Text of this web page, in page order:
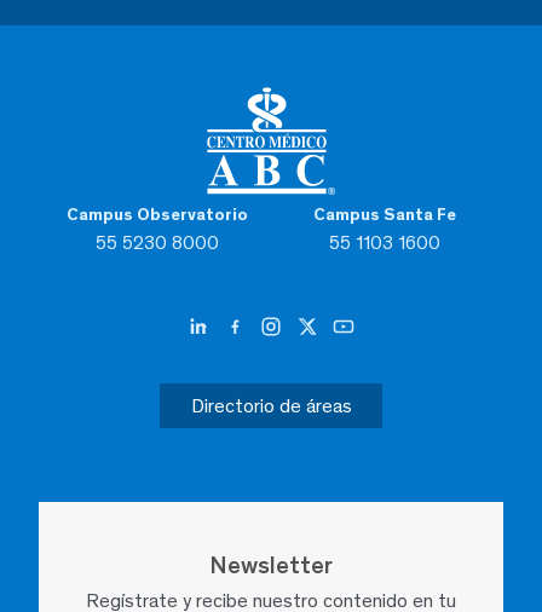
Campus Observatorio
55 5230 8000
Campus Santa Fe
55 1103 1600
Directorio de áreas
Newsletter
Regístrate y recibe nuestro contenido en tu